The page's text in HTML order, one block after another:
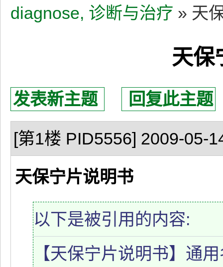
diagnose, 诊断与治疗 » 天
天保
发表新主题 回复此主题
[第1楼 PID5556] 2009-05-
天保宁片说明书
以下是被引用的内容:
【天保宁片说明书】通